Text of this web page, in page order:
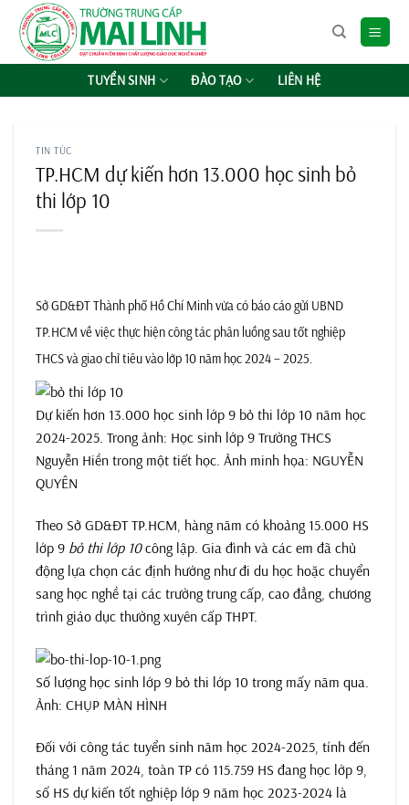
Chuyển
đến
TUYỂN SINH ĐÀO TẠO LIÊN HỆ
TIN TỨC
TP.HCM dự kiến hơn 13.000 học sinh bỏ
thi lớp 10
Sở GD&ĐT Thành phố Hồ Chí Minhvừa có báo cáo gửi UBND
TP.HCM về việc thực hiện công tác phân luồng sau tốt nghiệp
THCS và giao chỉ tiêu vào lớp 10 năm học 2024 – 2025.
Dự kiến hơn 13.000 học sinh lớp 9 bỏ thi lớp 10 năm học
2024-2025. Trong ảnh: Học sinh lớp 9 Trường THCS
Nguyễn Hiền trong một tiết học. Ảnh minh họa: NGUYỄN
QUYÊN
Theo Sở GD&ĐT TP.HCM, hàng năm có khoảng 15.000 HS
lớp 9 bỏ thi lớp 10công lập. Gia đình và các em đã chủ
động lựa chọn các định hướng như đi du học hoặc chuyển
sang học nghề tại các trường trung cấp, cao đẳng, chương
trình giáo dục thường xuyên cấp THPT.
Số lượng học sinh lớp 9 bỏ thi lớp 10 trong mấy năm qua.
Ảnh: CHỤP MÀN HÌNH
Đối với công tác tuyển sinh năm học 2024-2025, tính đến
tháng 1 năm 2024, toàn TP có 115.759 HS đang học lớp 9,
số HS dự kiến tốt nghiệp lớp 9 năm học 2023-2024 là